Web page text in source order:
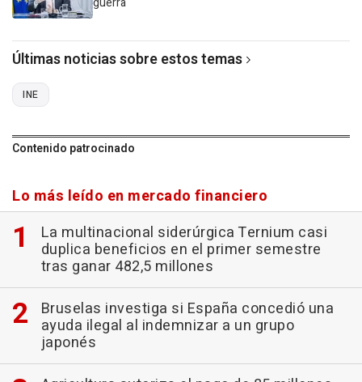
Últimas noticias sobre estos temas
INE
Contenido patrocinado
Lo más leído en mercado financiero
La multinacional siderúrgica Ternium casi
duplica beneficios en el primer semestre
tras ganar 482,5 millones
Bruselas investiga si España concedió una
ayuda ilegal al indemnizar a un grupo
japonés